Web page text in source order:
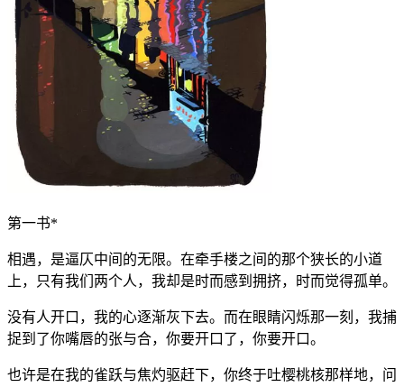
第一书*
相遇，是逼仄中间的无限。在牵手楼之间的那个狭长的小道
上，只有我们两个人，我却是时而感到拥挤，时而觉得孤单。
没有人开口，我的心逐渐灰下去。而在眼睛闪烁那一刻，我捕
捉到了你嘴唇的张与合，你要开口了，你要开口。
也许是在我的雀跃与焦灼驱赶下，你终于吐樱桃核那样地，问